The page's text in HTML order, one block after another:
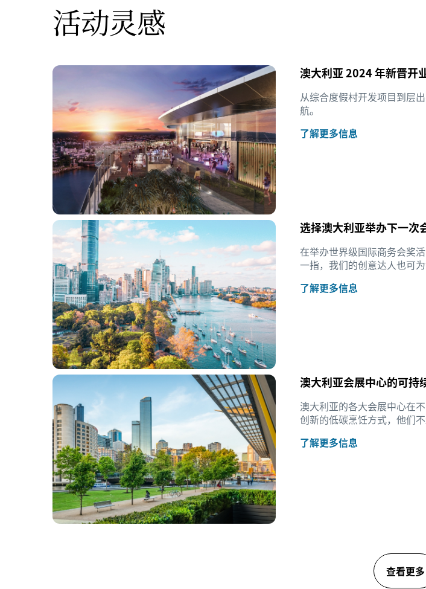
活动灵感
澳大利亚 2024 年新晋开
从综合度假村开发项目到层
航。
了解更多信息
选择澳大利亚举办下一次
在举办世界级国际商务会奖
一指，我们的创意达人也可
了解更多信息
澳大利亚会展中心的可持
澳大利亚的各大会展中心在
创新的低碳烹饪方式，他们
了解更多信息
查看更多